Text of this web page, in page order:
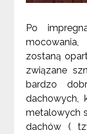
Po
zostaną
związane
bardzo
dachowych,
metalowych
dachów (